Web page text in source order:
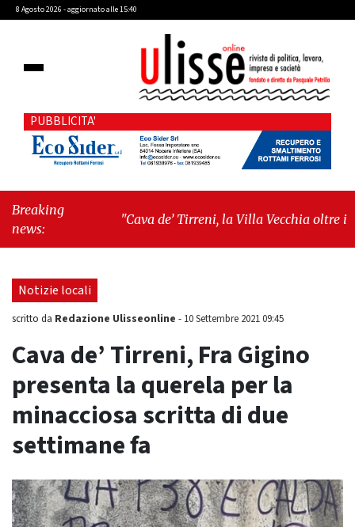
8 Agosto 2026 - aggiornato alle 15:40
PUBBLICITA'
Breaking
news:
"Cava de’ Tirreni, la Villa Vecchia oltre i
seduta consiliare: “Serve chiarezza!”"
Notizie locali
scritto da Redazione Ulisseonline - 10 Settembre 2021 09:45
Cava de’ Tirreni, Fra Gigino
presenta la querela per la
minacciosa scritta di due
settimane fa